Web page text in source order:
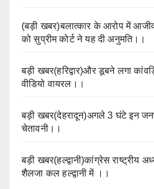
(बड़ी खबर)बलात्कार के आरोप में
को सुप्रीम कोर्ट ने यह दी अनुमति।।
बड़ी खबर(हरिद्वार)और डूबने लगा
वीडियो वायरल।।
बड़ी खबर(देहरादून)अगले 3 घंटे इन
चेतावनी।।
बड़ी खबर(हल्द्वानी)कांग्रेस राष्ट्रीय
शैलजा कल हल्द्वानी में ।।